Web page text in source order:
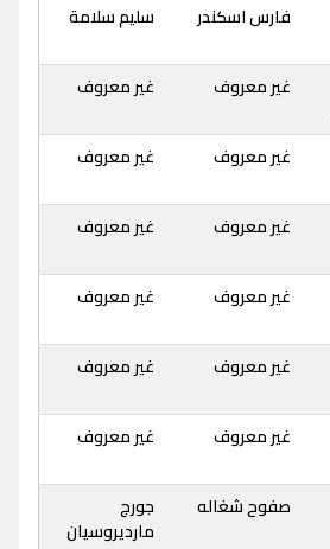
فارس اسكندر سليم سلامة
غير معروف غير معروف
غير معروف غير معروف
غير معروف غير معروف
غير معروف غير معروف
غير معروف غير معروف
غير معروف غير معروف
صفوح شغاله
جورج
مارديروسيان